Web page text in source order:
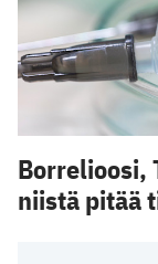
Borrelioosi,
niistä pitää